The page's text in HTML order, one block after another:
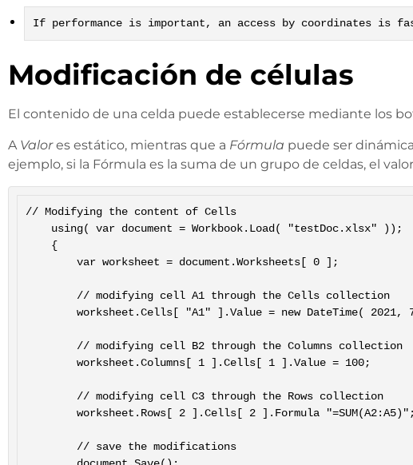
If performance is important, an access by coordinates is
Modificación de células
El contenido de una celda puede establecerse mediante los
A Valores estático, mientras que a Fórmula puede ser
ejemplo, si la Fórmula es la suma de un grupo de celdas, el
// Modifying the content of Cells